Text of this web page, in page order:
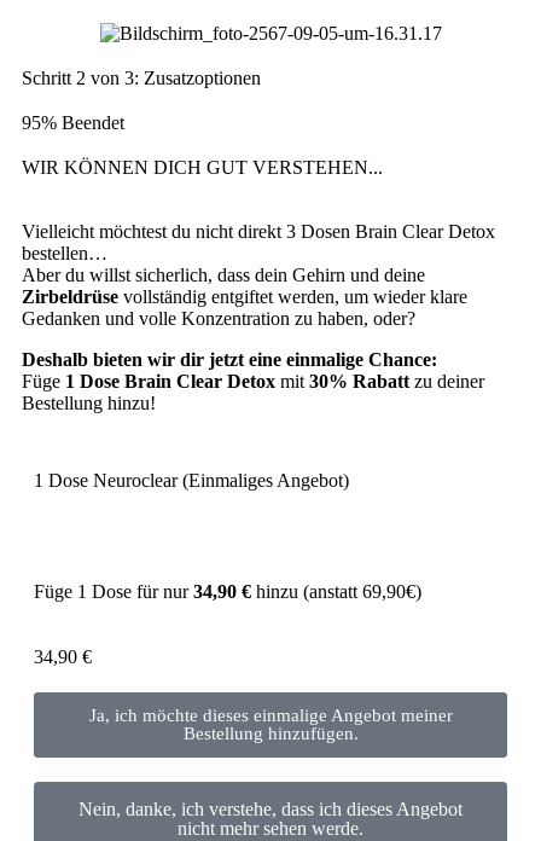
Schritt 2 von 3: Zusatzoptionen
95% Beendet
WIR KÖNNEN DICH GUT VERSTEHEN...
Vielleicht möchtest du nicht direkt 3 Dosen Brain Clear Detox
bestellen…
Aber du willst sicherlich, dass dein Gehirn und deine
Zirbeldrüse vollständig entgiftet werden, um wieder klare
Gedanken und volle Konzentration zu haben, oder?
Deshalb bieten wir dir jetzt eine einmalige Chance:
Füge 1 Dose Brain Clear Detox mit 30% Rabatt zu deiner
Bestellung hinzu!
1 Dose Neuroclear (Einmaliges Angebot)
Füge 1 Dose für nur34,90 € hinzu (anstatt 69,90€)
34,90 €
Ja, ich möchte dieses einmalige Angebot meiner
Bestellung hinzufügen.
Nein, danke, ich verstehe, dass ich dieses Angebot
nicht mehr sehen werde.